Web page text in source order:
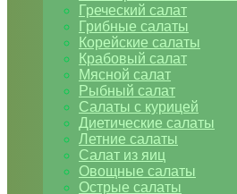
Греческий салат
Грибные салаты
Корейские салаты
Крабовый салат
Мясной салат
Рыбный салат
Салаты с курицей
Диетические салаты
Летние салаты
Салат из яиц
Овощные салаты
Острые салаты